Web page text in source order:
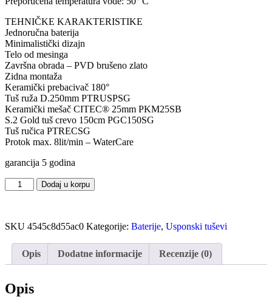
TEHNIČKE KARAKTERISTIKE
Jednoručna baterija
Minimalistički dizajn
Telo od mesinga
Završna obrada – PVD brušeno zlato
Zidna montaža
Keramički prebacivač 180°
Tuš ruža D.250mm PTRUSPSG
Keramički mešač CITEC® 25mm PKM25SB
S.2 Gold tuš crevo 150cm PGC150SG
Tuš ručica PTRECSG
Protok max. 8lit/min – WaterCare
garancija 5 godina
Dodaj u korpu
SKU 4545c8d55ac0 Kategorije: Baterije, Usponski tuševi
Opis Dodatne informacije Recenzije (0)
Opis